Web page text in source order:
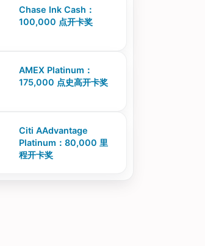
Chase Ink Cash：
100,000 点开卡奖
AMEX Platinum：
175,000 点史高开卡奖
Citi AAdvantage
Platinum：80,000 里
程开卡奖